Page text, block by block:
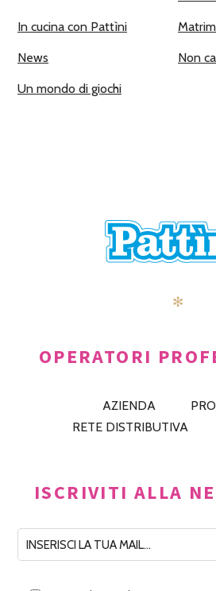
In cucina con Pattìni
News Non
Un mondo di giochi
✻
OPERATORI
AZIENDA
RETE DISTRIBUTIVA
ISCRIVITI ALLA